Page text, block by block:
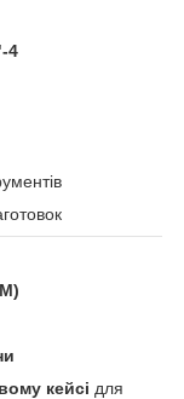
4
кейсі для